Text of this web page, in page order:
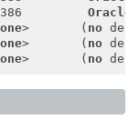
Oracle
>       ( no
>       ( no
>       ( no